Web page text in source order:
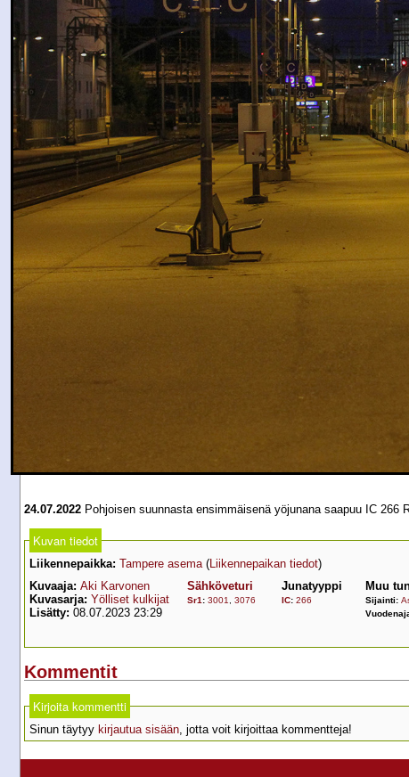
24.07.2022 Pohjoisen suunnasta ensimmäisenä yöjunana saapuu IC
Kuvan tiedot
Liikennepaikka: Tampere asema (Liikennepaikan tiedot)
Kuvaaja: Aki Karvonen
Kuvasarja: Yölliset kulkijat
Lisätty: 08.07.2023 23:29
Sähköveturi
Sr1 : 3001 3076
Junatyyppi
IC: 266
Muu
Sijainti:
Kommentit
Kirjoita kommentti
Sinun täytyy kirjautua sisään , jotta voit kirjoittaa kommentteja!